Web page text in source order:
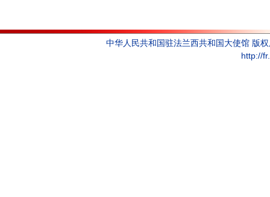
中华人民共和国驻法兰西共和国大使馆 版
http://